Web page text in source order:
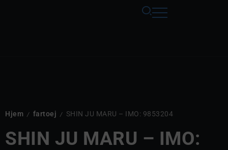
Hjem / fartoej / SHIN JU MARU – IMO: 9853204
SHIN JU MARU – IMO: